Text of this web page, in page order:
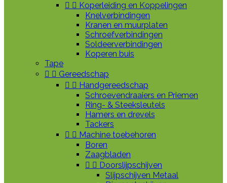
  Koperleiding en Koppelingen
Knelverbindingen
Kranen en muurplaten
Schroefverbindingen
Soldeerverbindingen
Koperen buis
Tape
  Gereedschap
  Handgereedschap
Schroevendraaiers en Priemen
Ring- & Steeksleutels
Hamers en drevels
Tackers
  Machine toebehoren
Boren
Zaagbladen
  Doorslijpschijven
Slijpschijven Metaal